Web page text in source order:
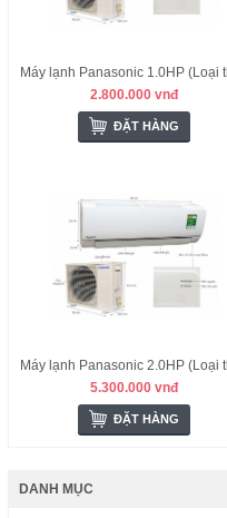
2.800.000 vnđ
ĐẶT HÀNG
5.300.000 vnđ
ĐẶT HÀNG
DANH MỤC